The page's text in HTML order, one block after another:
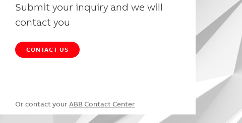
Submit your inquiry and we will
contact you
CONTACT US
Or contact your ABB Contact Center